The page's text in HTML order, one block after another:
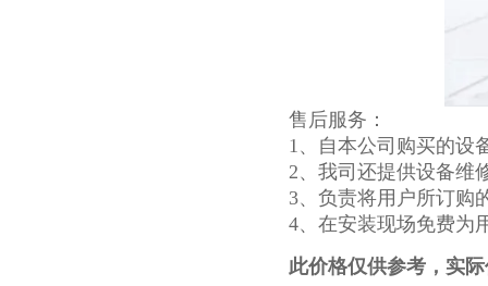
售后服务：
1、自本公司购买的设
2、我司还提供设备维
3、负责将用户所订购
4、在安装现场免费为
此价格仅供参考，实